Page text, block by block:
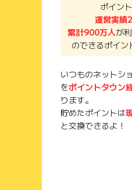
ポイン
運営実績
累計900万人が
のできるポイン
いつものネットシ
をポイントタウン
ります。
貯めたポイントは
と交換できるよ！